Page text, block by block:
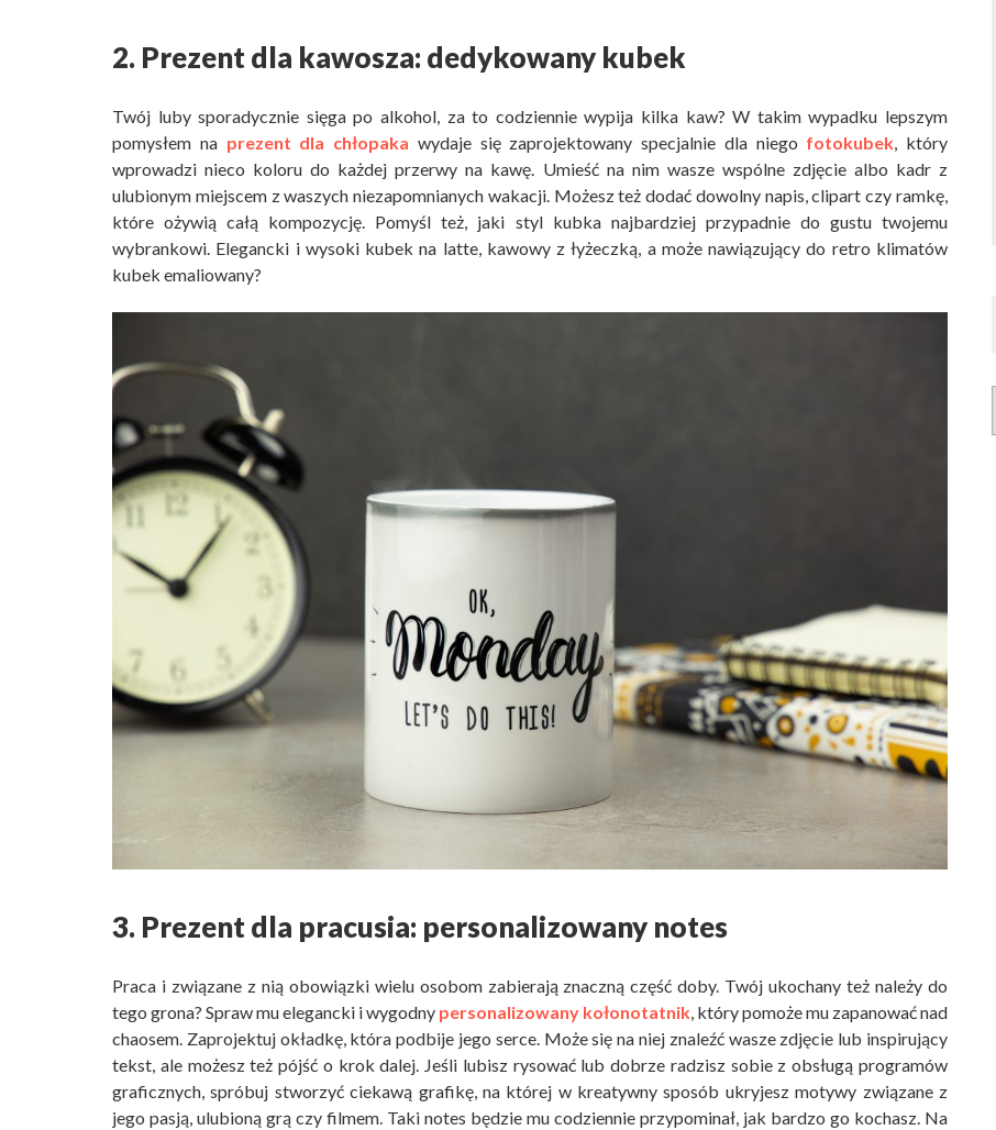
2. Prezent dla kawosza: dedykowany kubek
Twój luby sporadycznie sięga po alkohol, za to codziennie wypija kilka kaw? W takim wypadku lepszym
pomysłem na prezent dla chłopaka wydaje się zaprojektowany specjalnie dla niego fotokubek , który
wprowadzi nieco koloru do każdej przerwy na kawę. Umieść na nim wasze wspólne zdjęcie albo kadr z
ulubionym miejscem z waszych niezapomnianych wakacji. Możesz też dodać dowolny napis, clipart czy ramkę,
które ożywią całą kompozycję. Pomyśl też, jaki styl kubka najbardziej przypadnie do gustu twojemu
wybrankowi. Elegancki i wysoki kubek na latte, kawowy z łyżeczką, a może nawiązujący do retro klimatów
kubek emaliowany?
3. Prezent dla pracusia: personalizowany notes
Praca i związane z nią obowiązki wielu osobom zabierają znaczną część doby. Twój ukochany też należy do
tego grona? Spraw mu elegancki i wygodny personalizowany kołonotatnik, który pomoże mu zapanować nad
chaosem. Zaprojektuj okładkę, która podbije jego serce. Może się na niej znaleźć wasze zdjęcie lub inspirujący
tekst, ale możesz też pójść o krok dalej. Jeśli lubisz rysować lub dobrze radzisz sobie z obsługą programów
graficznych, spróbuj stworzyć ciekawą grafikę, na której w kreatywny sposób ukryjesz motywy związane z
jego pasją, ulubioną grą czy filmem. Taki notes będzie mu codziennie przypominał, jak bardzo go kochasz. Na